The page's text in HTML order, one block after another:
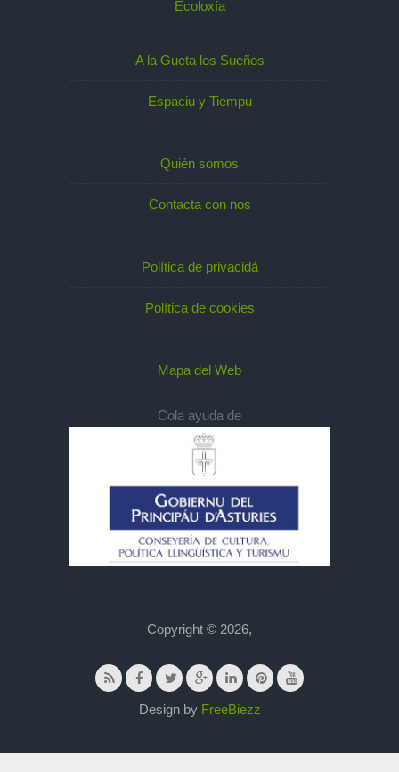
Ecoloxía
A la Gueta los Sueños
Espaciu y Tiempu
Quién somos
Contacta con nos
Política de privacidá
Política de cookies
Mapa del Web
Cola ayuda de
Copyright © 2026,
Design by FreeBiezz